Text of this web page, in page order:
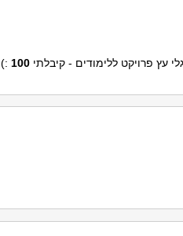
100
:)